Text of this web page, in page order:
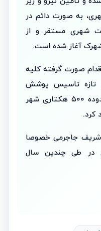
به صورت دائم در
شهری مستقر و از
آغاز شده است.
صورت گرفته کلیه
تازه تاسیس پوشش
خدماتی لازم را دریافت و محدوده ۵۰۰ هکتاری شهر
کرد.
شریف جاجرمی خصوصا
در طی چندین سال